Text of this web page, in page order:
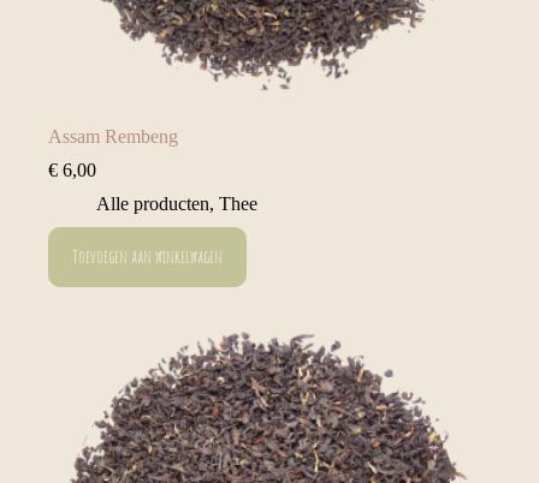
Assam Rembeng
€ 6,00
Alle producten, Thee
Toevoegen aan winkelwagen